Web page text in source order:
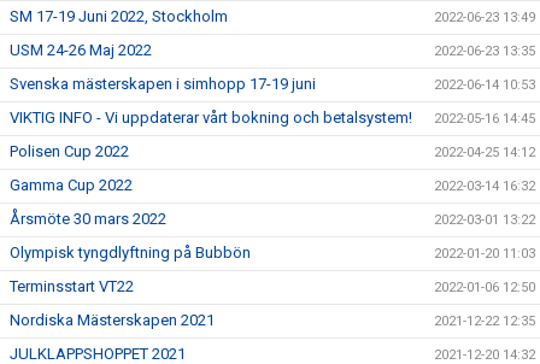
SM 17-19 Juni 2022, Stockholm 2022-06-23 13:49
USM 24-26 Maj 2022 2022-06-23 13:35
Svenska mästerskapen i simhopp 17-19 juni 2022-06-14 10:53
VIKTIG INFO - Vi uppdaterar vårt bokning och betalsystem! 2022-05-16 14:45
Polisen Cup 2022 2022-04-25 14:12
Gamma Cup 2022 2022-03-14 16:32
Årsmöte 30 mars 2022 2022-03-01 13:22
Olympisk tyngdlyftning på Bubbön 2022-01-20 11:03
Terminsstart VT22 2022-01-06 12:50
Nordiska Mästerskapen 2021 2021-12-22 12:35
JULKLAPPSHOPPET 2021 2021-12-20 14:32